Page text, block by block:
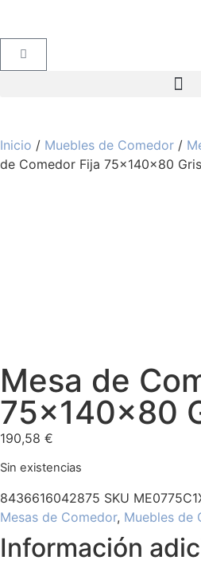
Inicio / Muebles de Comedor /
de Comedor Fija 75x140x80
Mesa de
75x140x80
190,58 €
Sin existencias
8436616042875 SKU
Mesas de Comedor, Muebles de
Información